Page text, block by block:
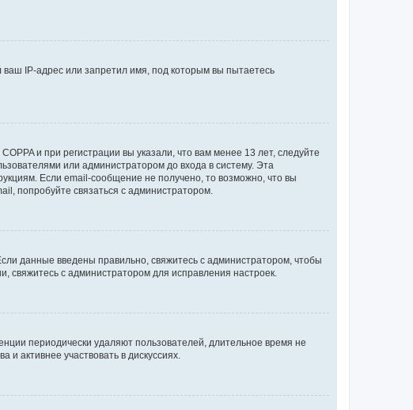
IP-адрес или запретил имя, под которым вы пытаетесь
и при регистрации вы указали, что вам менее 13 лет, следуйте
или администратором до входа в систему. Эта
Если email-сообщение не получено, то возможно, что вы
попробуйте связаться с администратором.
данные введены правильно, свяжитесь с администратором, чтобы
с администратором для исправления настроек.
периодически удаляют пользователей, длительное время не
активнее участвовать в дискуссиях.